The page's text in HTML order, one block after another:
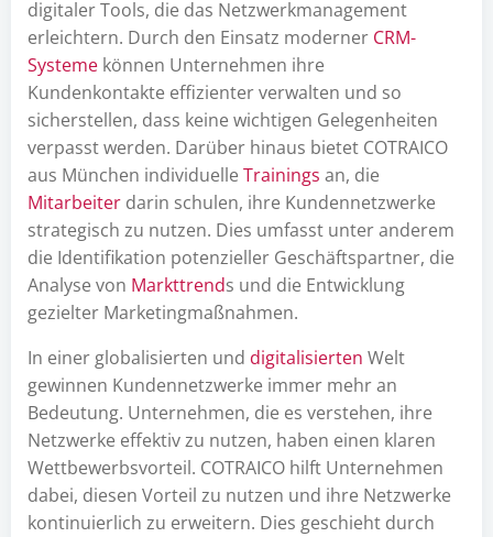
digitaler Tools, die das Netzwerkmanagement
erleichtern. Durch den Einsatz moderner CRM-
Systeme können Unternehmen ihre
Kundenkontakte effizienter verwalten und so
sicherstellen, dass keine wichtigen Gelegenheiten
verpasst werden. Darüber hinaus bietet COTRAICO
aus München individuelle Trainings an, die
Mitarbeiter darin schulen, ihre Kundennetzwerke
strategisch zu nutzen. Dies umfasst unter anderem
die Identifikation potenzieller Geschäftspartner, die
Analyse von Markttrends und die Entwicklung
gezielter Marketingmaßnahmen.
In einer globalisierten und digitalisierten Welt
gewinnen Kundennetzwerke immer mehr an
Bedeutung. Unternehmen, die es verstehen, ihre
Netzwerke effektiv zu nutzen, haben einen klaren
Wettbewerbsvorteil. COTRAICO hilft Unternehmen
dabei, diesen Vorteil zu nutzen und ihre Netzwerke
kontinuierlich zu erweitern. Dies geschieht durch